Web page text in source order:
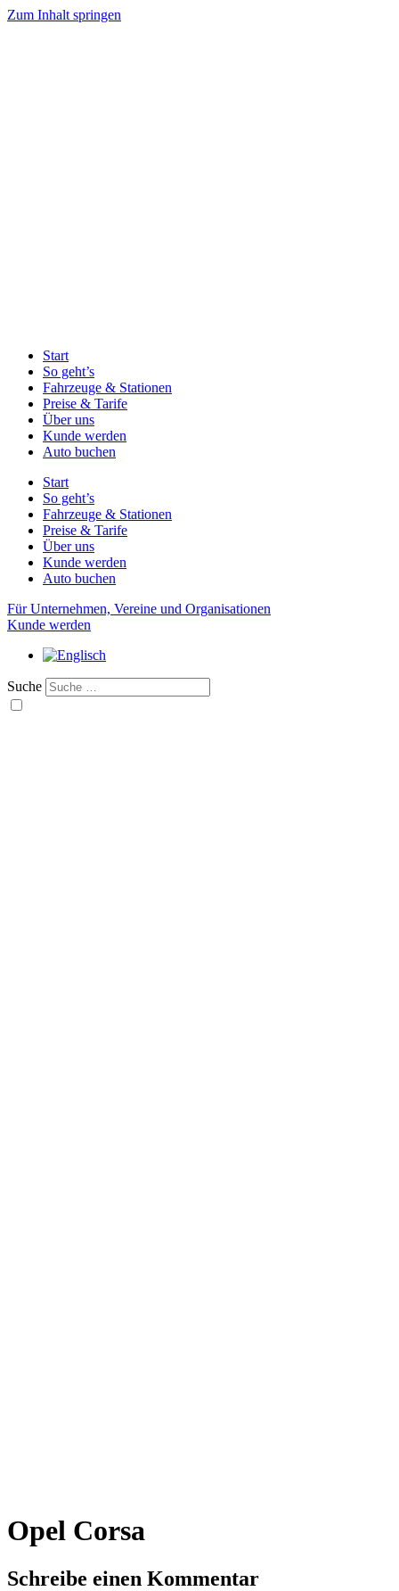
Zum Inhalt springen
Start
So geht’s
Fahrzeuge & Stationen
Preise & Tarife
Über uns
Kunde werden
Auto buchen
Start
So geht’s
Fahrzeuge & Stationen
Preise & Tarife
Über uns
Kunde werden
Auto buchen
Für Unternehmen, Vereine und Organisationen
Kunde werden
Suche
Opel Corsa
Schreibe einen Kommentar